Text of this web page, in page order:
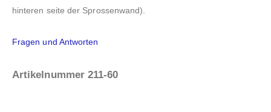
hinteren seite der Sprossenwand).
Fragen und Antworten
Artikelnummer 211-60